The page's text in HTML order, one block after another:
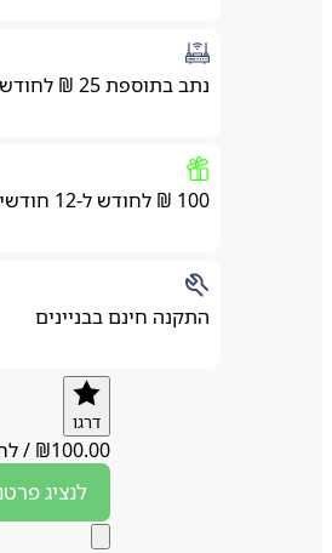
נתב בתוספת 25 ₪ לחודש
התקנה חינם בבניינים
₪100.00
/לחודש
לנציגפרטנר